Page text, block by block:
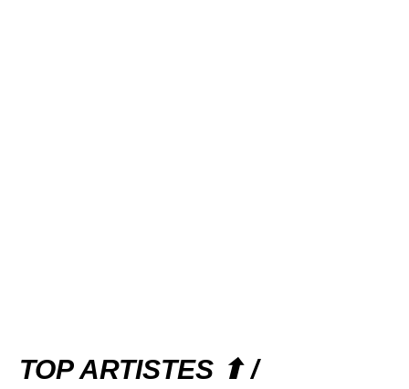
TOP ARTISTES ⬆ /